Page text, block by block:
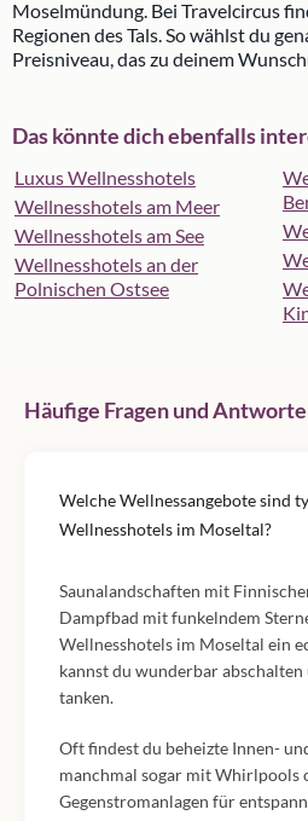
Moselmündung. Bei Travelcircus
Regionen des Tals. So wählst du
Preisniveau, das zu deinem
Das könnte dich ebenfalls
Luxus Wellnesshotels
Wellnesshotels am Meer
Wellnesshotels am See
Wellnesshotels an der
Polnischen Ostsee
Häufige Fragen und
Welche Wellnessangebote sind
Wellnesshotels im Moseltal?
Saunalandschaften mit
Dampfbad mit funkelndem
Wellnesshotels im Moseltal ein
kannst du wunderbar abschalten
tanken.
Oft findest du beheizte Innen-
manchmal sogar mit Whirlpools
Gegenstromanlagen für